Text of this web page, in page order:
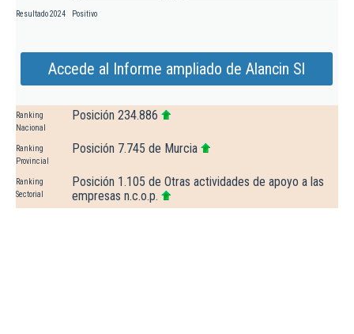
Resultado 2024 Positivo
Accede al Informe ampliado de Alancin Sl
Ranking
Nacional
Posición 234.886
Ranking
Provincial
Posición 7.745 de Murcia
Ranking
Sectorial
Posición 1.105 de Otras actividades de apoyo a las
empresas n.c.o.p.